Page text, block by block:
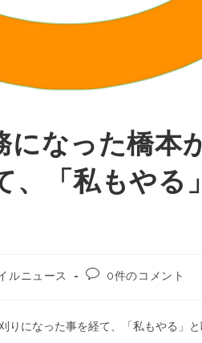
になった橋本
、「私もやる
ルニュース 0件のコメント
りになった事を経て、「私もやる」